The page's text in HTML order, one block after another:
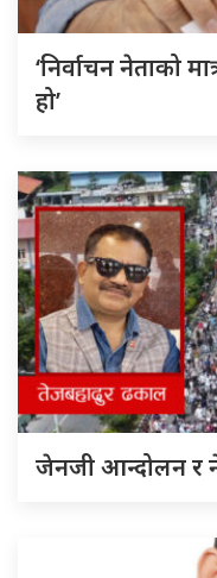
‘निर्वाचन नेताको
हो’
जेनजी आन्दोलन र